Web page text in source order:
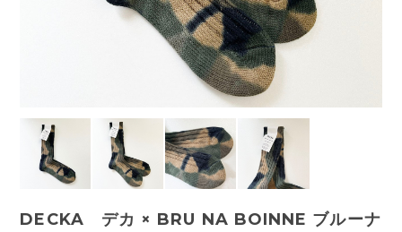
DECKA デカ × BRU NA BOINNE ブルーナ